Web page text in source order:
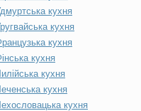
кухня
кухня
кухня
кухня
кухня
кухня
кухня